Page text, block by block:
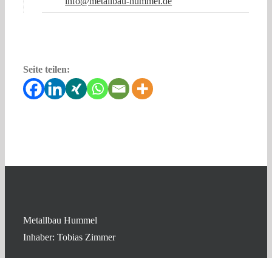
Seite teilen:
Metallbau Hummel
Inhaber: Tobias Zimmer